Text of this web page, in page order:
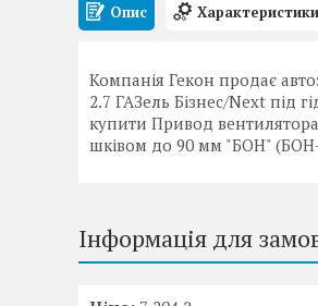
Опис Характеристики
Компанія Гекон продає
2.7 ГАЗель Бізнес/Next
купити Привод
шківом до 90 мм "БОН"
Інформація для